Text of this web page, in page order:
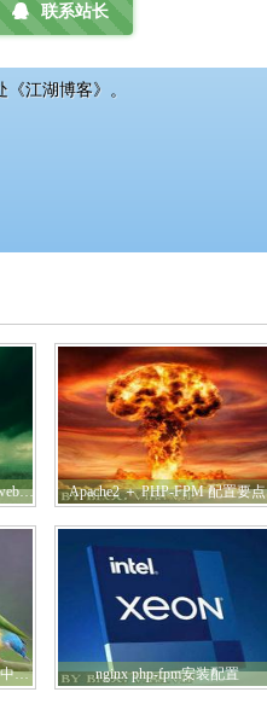
联系站长
江湖博客》。
PHP运行模式(cgi,fast-cgi,cli,web模块模式) Apache2 ＋ PHP-FPM 配置要点
Linux php编译安装后bin目录中怎么没有php-cgi文件 nginx php-fpm安装配置